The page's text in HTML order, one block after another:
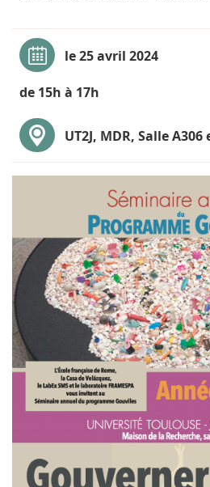
le 25 avril 2024
de 15h à 17h
UT2J, MDR, Salle